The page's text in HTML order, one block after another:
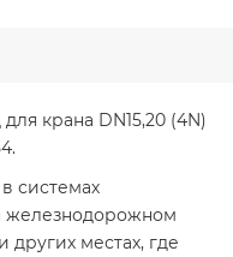
крана DN15,20 (4N)
системах
железнодорожном
местах, где